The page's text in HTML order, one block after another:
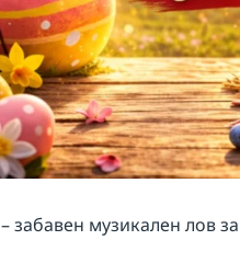
– забавен музикален лов